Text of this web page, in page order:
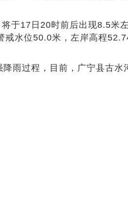
17日20时前后出现8.5米
水位50.0米，左岸高程
过程，目前，广宁县古水